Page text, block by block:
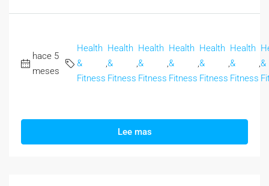
hace 5
meses
Health
&
Fitness
,
Health
&
Fitness
,
Health
&
Fitness
,
Health
&
Fitness
,
Health
&
Fitness
,
Health
&
Fitness
,&
Lee mas